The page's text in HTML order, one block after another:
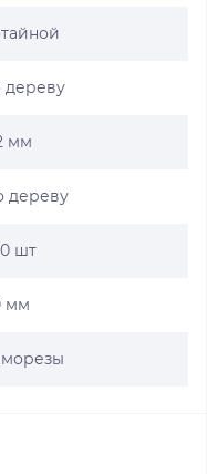
дереву
мм
дереву
шт
мм